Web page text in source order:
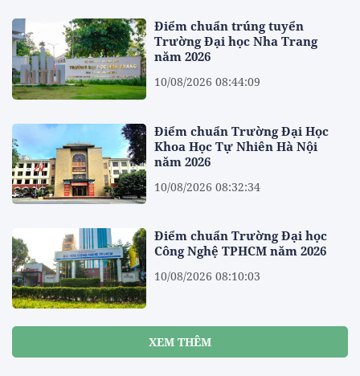
Điểm chuẩn trúng tuyển
Trường Đại học Nha Trang
năm 2026
10/08/2026 08:44:09
Điểm chuẩn Trường Đại Học
Khoa Học Tự Nhiên Hà Nội
năm 2026
10/08/2026 08:32:34
Điểm chuẩn Trường Đại học
Công Nghệ TPHCM năm 2026
10/08/2026 08:10:03
XEM THÊM